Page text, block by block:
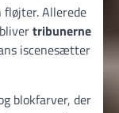
Allerede
tribunerne
iscenesætter
blokfarver, der